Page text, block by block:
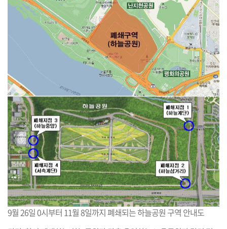
9월 26일 0시부터 11월 8일까지 폐쇄되는 하늘공원 구역 안내도